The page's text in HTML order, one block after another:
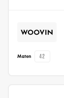
Maten 42